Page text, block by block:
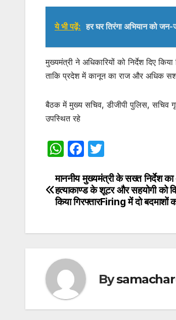
ये भी पढ़ें: हर घर तिरंगा अभियान को
मुख्यमंत्री ने अधिकारियों को निर्देश दिए
ताकि प्रदेश में कानून का राज और अधिक
बैठक में मुख्य सचिव, डीजीपी पुलिस, सचिव
उपस्थित रहे
W
at
s
p
F
c
e
o
itt
er
Post
navigation
माननीय मुख्यमंत्री के सख्त निर्देश
हत्याकाण्ड के शूटर और सहयोगी को
किया गिरफ्तारFiring में दो बदमाशों
By